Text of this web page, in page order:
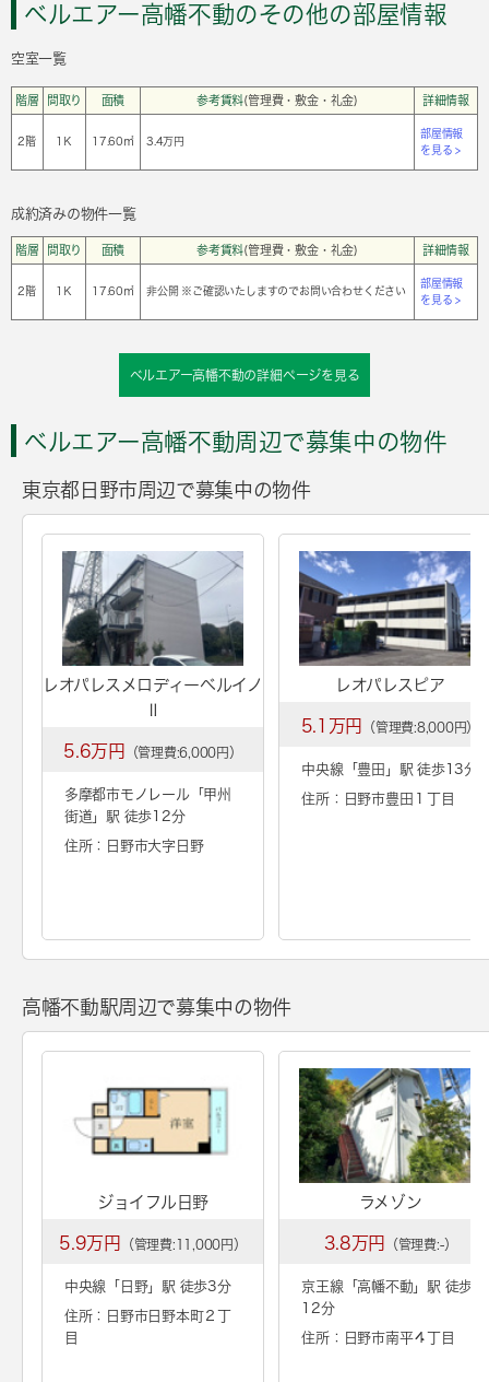
ベルエアー高幡不動のその他の部屋情報
空室一覧
階層 間取り 面積 参考賃料(管理費・敷金・礼金) 詳細情報
2階 1Ｋ 17.60㎡ 3.4万円
部屋情報
を見る >
成約済みの物件一覧
階層 間取り 面積 参考賃料(管理費・敷金・礼金) 詳細情報
2階 1Ｋ 17.60㎡ 非公開 ※ご確認いたしますのでお問い合わせください
部屋情報
を見る >
ベルエアー高幡不動の詳細ページを見る
ベルエアー高幡不動周辺で募集中の物件
東京都日野市周辺で募集中の物件
レオパレスメロディーベルイノ
5.6万円 （管理費:6,000円）
多摩都市モノレール「 甲州
街道 」駅 徒歩12分
住所：日野市大字日野
レオパレスピア
5.1万円 （管理費:8,000円）
中央線「 豊田 」駅 徒歩13分
住所：日野市豊田１丁目
高幡不動駅周辺で募集中の物件
ジョイフル日野
5.9万円 （管理費:11,000円）
中央線「 日野」駅 徒歩3分
住所：日野市日野本町２丁
目
ラメゾン
3.8万円 （管理費:-）
京王線「高幡不動 」駅 徒歩
12分
住所：日野市南平４丁目